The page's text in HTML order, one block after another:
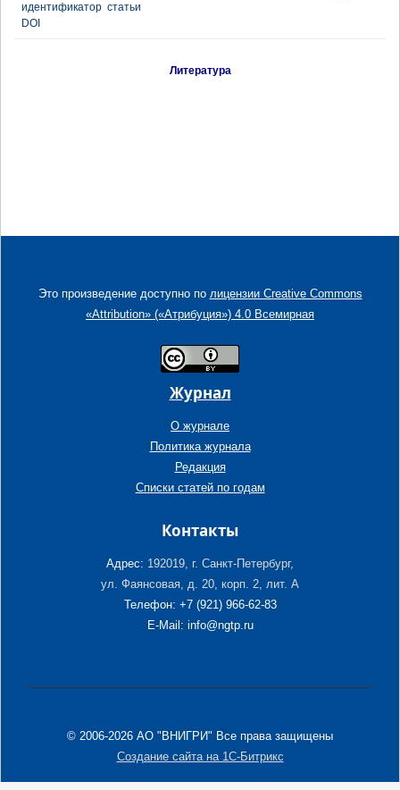
идентификатор статьи
DOI
Литература
Это произведение доступно по лицензии Creative Commons
«Attribution» («Атрибуция») 4.0 Всемирная
Журнал
О журнале
Политика журнала
Редакция
Списки статей по годам
Контакты
Адрес: 192019, г. Санкт-Петербург,
ул. Фаянсовая, д. 20, корп. 2, лит. А
Телефон: +7 (921) 966-62-83
E-Mail: info@ngtp.ru
© 2006-2026 АО "ВНИГРИ" Все права защищены
Создание сайта на 1С-Битрикс